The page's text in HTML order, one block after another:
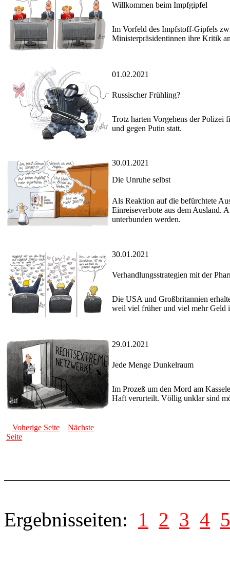
Willkommen beim Impfgipfel
Im Vorfeld des Impfstoff-Gipfels
Ministerpräsidentinnen ihre Kritik
01.02.2021
Russischer Frühling?
Trotz harten Vorgehens der Polizei
und gegen Putin statt.
30.01.2021
Die Unruhe selbst
Als Reaktion auf die befürchtete
Einreiseverbote aus dem Ausland.
unterbunden werden.
30.01.2021
Verhandlungsstrategien mit der
Die USA und Großbritannien
weil viel früher und viel mehr Geld
29.01.2021
Jede Menge Dunkelraum
Im Prozeß um den Mord am
Haft verurteilt. Völlig unklar sind
Voherige Seite
Nächste
Seite
Ergebnisseiten: 1 2 3 4 5